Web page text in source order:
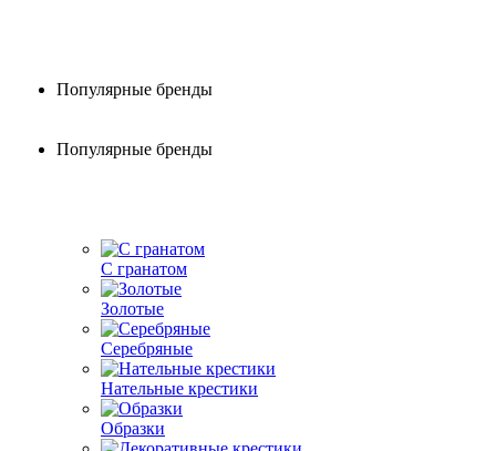
Популярные бренды
Популярные бренды
С гранатом
Золотые
Серебряные
Нательные крестики
Образки